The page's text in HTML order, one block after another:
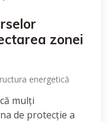
zonei
energetică
mulți
de protecție a